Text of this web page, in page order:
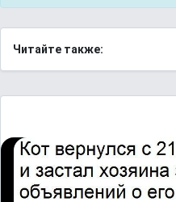
Читайте также: